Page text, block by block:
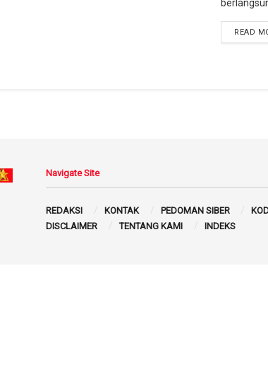
READ
Navigate Site
REDAKSI KONTAK PEDOMAN SIBER
DISCLAIMER
TENTANG KAMI INDEKS